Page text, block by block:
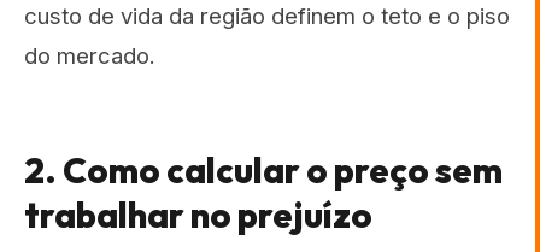
custo de vida da região definem o teto e o piso
do mercado.
2. Como calcular o preço sem
trabalhar no prejuízo